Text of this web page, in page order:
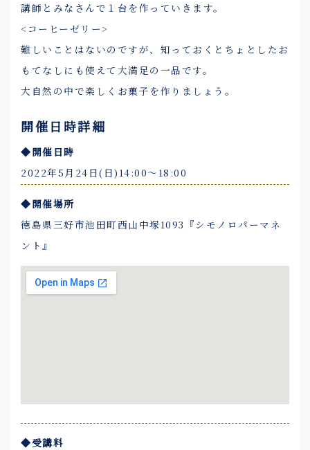
講師とみなさんで１台を作っていきます。
<コーヒーゼリー>
難しいことはないのですが、知っておくとちょとしたお
もてなしにも使えて大満足の一品です。
大自然の中で楽しくお菓子を作りましょう。
開催日時詳細
◆開催日時
2022年5月24日(日)14:00〜18:00
◆開催場所
徳島県三好市池田町西山中塚1093『シモノロパーマネ
ント』
◆受講料